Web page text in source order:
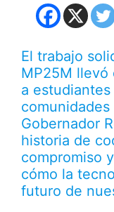
El trabajo
MP25M llevó
a estudiantes
Gobernador
historia de
compromiso
cómo la
futuro de